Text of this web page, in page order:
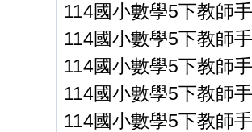
114國小數學5下教師
114國小數學5下教師
114國小數學5下教師
114國小數學5下教師
114國小數學5下教師